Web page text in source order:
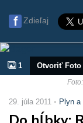
Zdieľaj
1 Otvoriť Foto
29. júla 2011 Plyn a